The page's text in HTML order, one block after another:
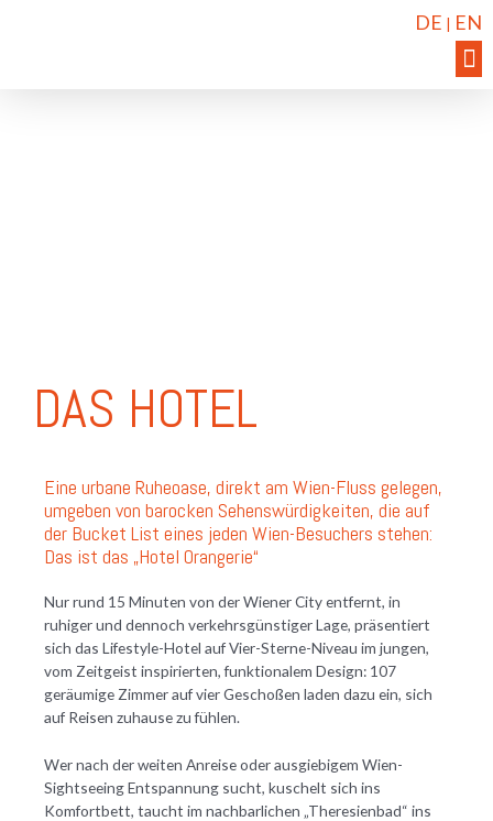
DE | EN
DAS HOTEL
Eine urbane Ruheoase, direkt am Wien-Fluss gelegen,
umgeben von barocken Sehenswürdigkeiten, die auf
der Bucket List eines jeden Wien-Besuchers stehen:
Das ist das „Hotel Orangerie“
Nur rund 15 Minuten von der Wiener City entfernt, in
ruhiger und dennoch verkehrsgünstiger Lage, präsentiert
sich das Lifestyle-Hotel auf Vier-Sterne-Niveau im jungen,
vom Zeitgeist inspirierten, funktionalem Design: 107
geräumige Zimmer auf vier Geschoßen laden dazu ein, sich
auf Reisen zuhause zu fühlen.
Wer nach der weiten Anreise oder ausgiebigem Wien-
Sightseeing Entspannung sucht, kuschelt sich ins
Komfortbett, taucht im nachbarlichen „Theresienbad“ ins